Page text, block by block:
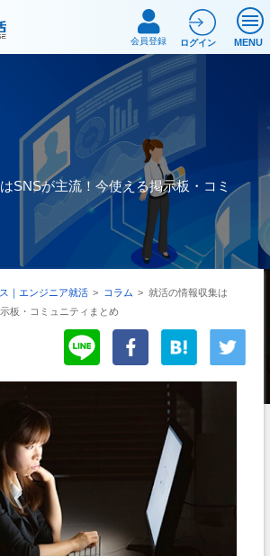
MENU
会員登録 ログイン
SNSが主流！今使える掲示板・コミ
｜エンジニア就活 > コラム > 就活の情報収集は
板・コミュニティまとめ